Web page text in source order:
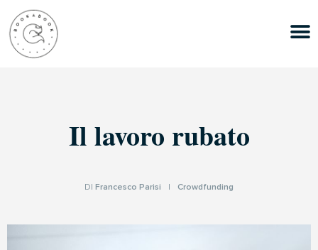
Il lavoro rubato
DI Francesco Parisi Crowdfunding